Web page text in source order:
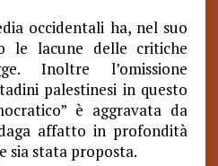
occidentali ha, nel suo
le lacune delle critiche
Inoltre l’omissione
palestinesi in questo
è aggravata da
affatto in profondità
sia stata proposta.